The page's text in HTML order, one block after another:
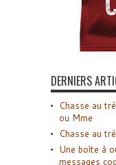
DERNIERS
Chasse au
ou Mme
Chasse au
Une boîte à
messages